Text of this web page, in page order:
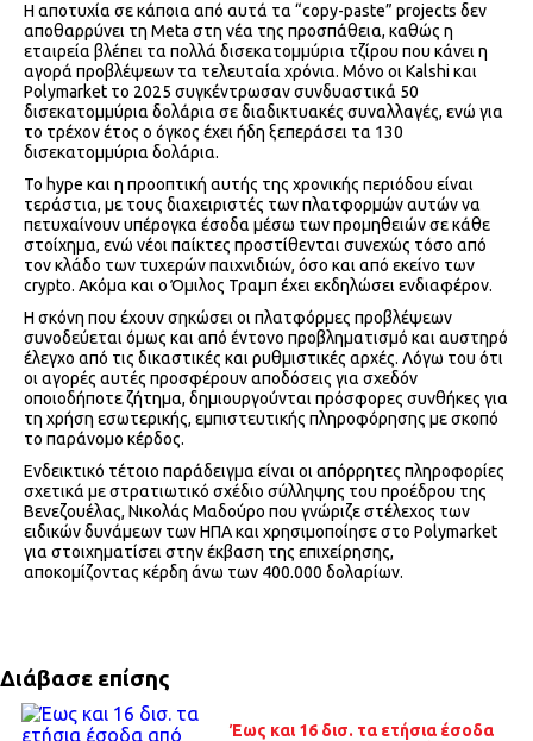
Η αποτυχία σε κάποια από αυτά τα “copy-paste” projects δεν
αποθαρρύνει τη Meta στη νέα της προσπάθεια, καθώς η
εταιρεία βλέπει τα πολλά δισεκατομμύρια τζίρου που κάνει η
αγορά προβλέψεων τα τελευταία χρόνια. Μόνο οι Kalshi και
Polymarket το 2025 συγκέντρωσαν συνδυαστικά 50
δισεκατομμύρια δολάρια σε διαδικτυακές συναλλαγές, ενώ για
το τρέχον έτος ο όγκος έχει ήδη ξεπεράσει τα 130
δισεκατομμύρια δολάρια.
Το hype και η προοπτική αυτής της χρονικής περιόδου είναι
τεράστια, με τους διαχειριστές των πλατφορμών αυτών να
πετυχαίνουν υπέρογκα έσοδα μέσω των προμηθειών σε κάθε
στοίχημα, ενώ νέοι παίκτες προστίθενται συνεχώς τόσο από
τον κλάδο των τυχερών παιχνιδιών, όσο και από εκείνο των
crypto. Ακόμα και ο Όμιλος Τραμπ έχει εκδηλώσει ενδιαφέρον.
Η σκόνη που έχουν σηκώσει οι πλατφόρμες προβλέψεων
συνοδεύεται όμως και από έντονο προβληματισμό και αυστηρό
έλεγχο από τις δικαστικές και ρυθμιστικές αρχές. Λόγω του ότι
οι αγορές αυτές προσφέρουν αποδόσεις για σχεδόν
οποιοδήποτε ζήτημα, δημιουργούνται πρόσφορες συνθήκες για
τη χρήση εσωτερικής, εμπιστευτικής πληροφόρησης με σκοπό
το παράνομο κέρδος.
Ενδεικτικό τέτοιο παράδειγμα είναι οι απόρρητες πληροφορίες
σχετικά με στρατιωτικό σχέδιο σύλληψης του προέδρου της
Βενεζουέλας, Νικολάς Μαδούρο που γνώριζε στέλεχος των
ειδικών δυνάμεων των ΗΠΑ και χρησιμοποίησε στο Polymarket
για στοιχηματίσει στην έκβαση της επιχείρησης,
αποκομίζοντας κέρδη άνω των 400.000 δολαρίων.
Διάβασε επίσης
Έως και 16 δισ. τα ετήσια έσοδα